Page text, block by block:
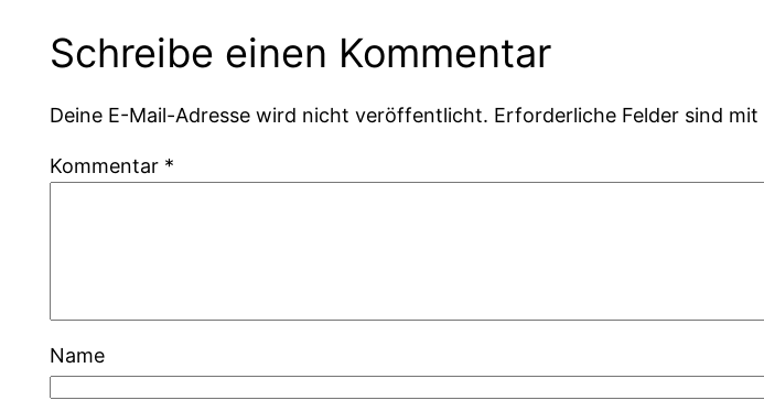
Schreibe einen Kommentar
Deine E-Mail-Adresse wird nicht veröffentlicht. Erforderliche Felder sind mit
Kommentar *
Name